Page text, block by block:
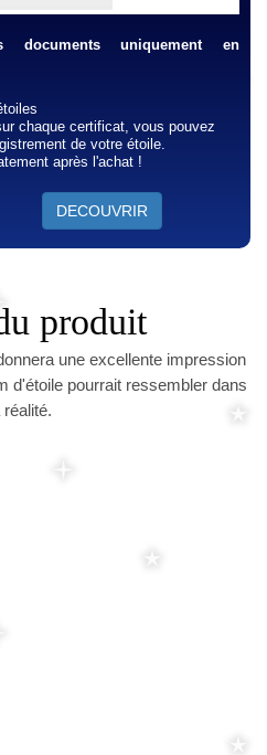
uniquement en
chaque certificat, vous pouvez
de votre étoile.
après l'achat !
DECOUVRIR
produit
une excellente impression
d'étoile pourrait ressembler dans
réalité.